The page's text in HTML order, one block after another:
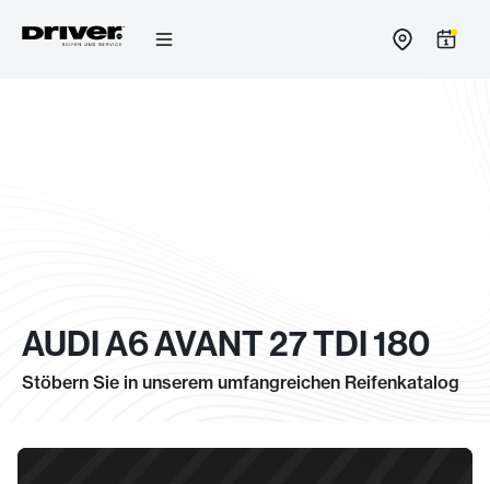
AUDI A6 AVANT 27 TDI 180
Stöbern Sie in unserem umfangreichen Reifenkatalog